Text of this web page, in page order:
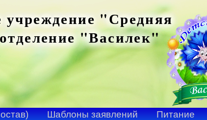
учреждение "Средняя
"Василек"
Шаблоны заявлений
Питание